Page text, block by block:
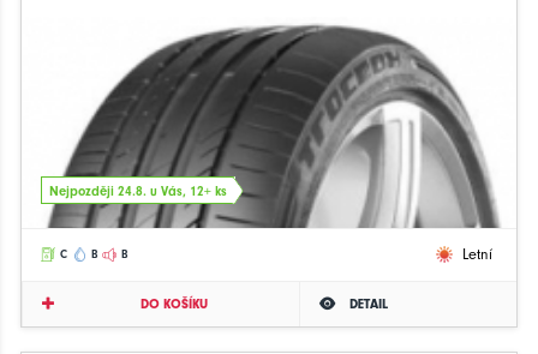
Nejpozději 24.8. u Vás, 12+ ks
C B B Letní
DO KOŠÍKU DETAIL